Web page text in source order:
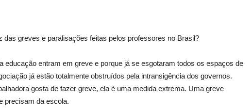
das greves e paralisações feitas pelos professores no Brasil?
educação entram em greve e porque já se esgotaram todos os espaços de
já estão totalmente obstruídos pela intransigência dos governos.
gosta de fazer greve, ela é uma medida extrema. Uma greve
precisam da escola.